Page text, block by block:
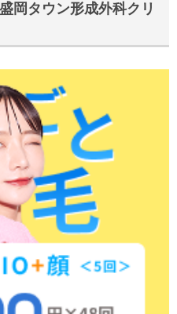
岡タウン形成外科クリ